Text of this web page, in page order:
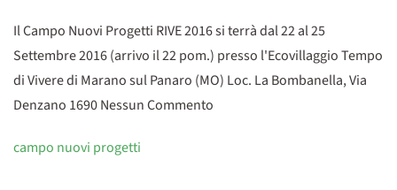
Il Campo Nuovi Progetti RIVE 2016 si terrà dal 22 al 25
Settembre 2016 (arrivo il 22 pom.) presso l'Ecovillaggio Tempo
di Vivere di Marano sul Panaro (MO) Loc. La Bombanella, Via
Denzano 1690 Nessun Commento
campo nuovi progetti